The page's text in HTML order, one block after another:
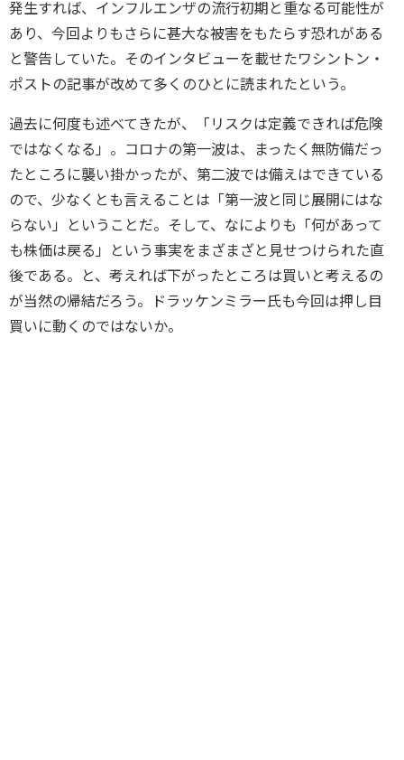
発生すれば、インフルエンザの流行初期と重なる可能性が
あり、今回よりもさらに甚大な被害をもたらす恐れがある
と警告していた。そのインタビューを載せたワシントン・
ポストの記事が改めて多くのひとに読まれたという。
過去に何度も述べてきたが、「リスクは定義できれば危険
ではなくなる」。コロナの第一波は、まったく無防備だっ
たところに襲い掛かったが、第二波では備えはできている
ので、少なくとも言えることは「第一波と同じ展開にはな
らない」ということだ。そして、なによりも「何があって
も株価は戻る」という事実をまざまざと見せつけられた直
後である。と、考えれば下がったところは買いと考えるの
が当然の帰結だろう。ドラッケンミラー氏も今回は押し目
買いに動くのではないか。